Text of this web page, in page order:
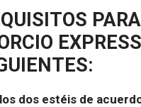
dos estéis de